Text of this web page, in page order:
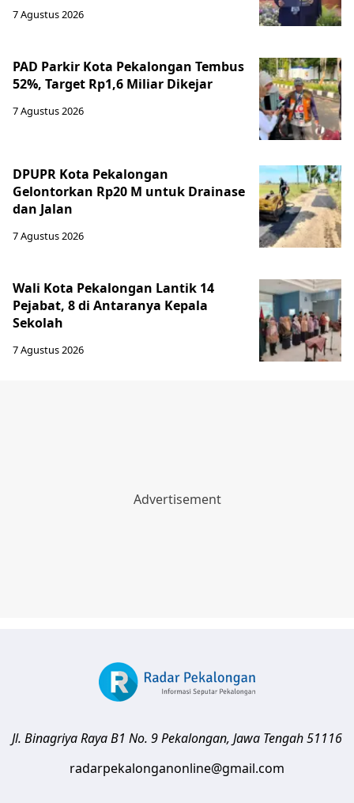
7 Agustus 2026
PAD Parkir Kota Pekalongan Tembus
52%, Target Rp1,6 Miliar Dikejar
7 Agustus 2026
DPUPR Kota Pekalongan
Gelontorkan Rp20 M untuk Drainase
dan Jalan
7 Agustus 2026
Wali Kota Pekalongan Lantik 14
Pejabat, 8 di Antaranya Kepala
Sekolah
7 Agustus 2026
Jl. Binagriya Raya B1 No. 9Pekalongan, Jawa Tengah51116
radarpekalonganonline@gmail.com